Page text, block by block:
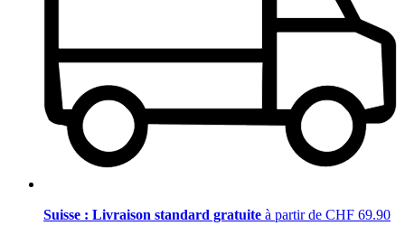
Suisse : Livraison standard gratuite à partir de CHF 69.90